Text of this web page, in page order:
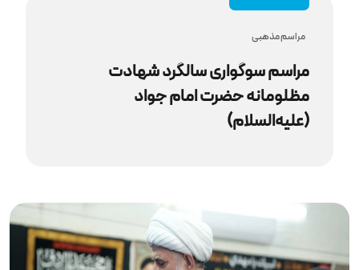
مراسم مذهبى
مراسم سوگواری سالگرد شهادت
مظلومانه حضرت امام جواد
(علیه‌السلام)